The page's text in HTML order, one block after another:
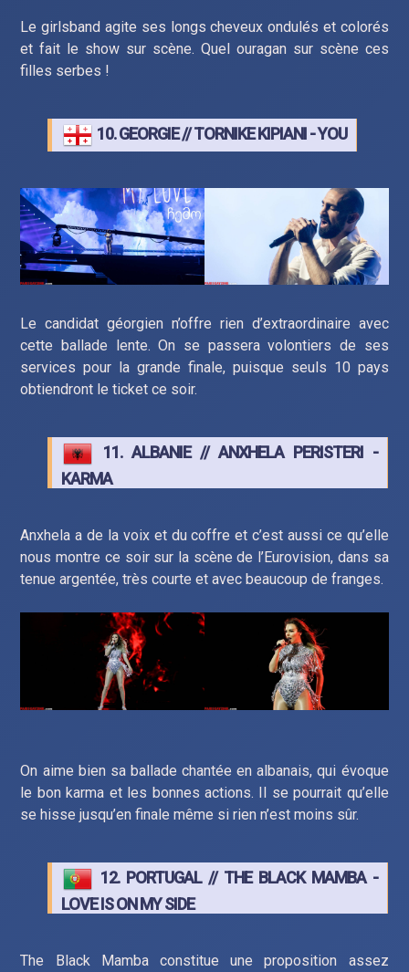
Le girlsband agite ses longs cheveux ondulés et colorés
et fait le show sur scène. Quel ouragan sur scène ces
filles serbes !
10. GEORGIE // TORNIKE KIPIANI - YOU
Le candidat géorgien n’offre rien d’extraordinaire avec
cette ballade lente. On se passera volontiers de ses
services pour la grande finale, puisque seuls 10 pays
obtiendront le ticket ce soir.
11. ALBANIE // ANXHELA PERISTERI -
KARMA
Anxhela a de la voix et du coffre et c’est aussi ce qu’elle
nous montre ce soir sur la scène de l’Eurovision, dans sa
tenue argentée, très courte et avec beaucoup de franges.
On aime bien sa ballade chantée en albanais, qui évoque
le bon karma et les bonnes actions. Il se pourrait qu’elle
se hisse jusqu’en finale même si rien n’est moins sûr.
12. PORTUGAL // THE BLACK MAMBA -
LOVE IS ON MY SIDE
The Black Mamba constitue une proposition assez